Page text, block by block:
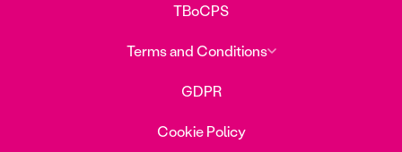
TBoCPS
Terms and Conditions
GDPR
Cookie Policy